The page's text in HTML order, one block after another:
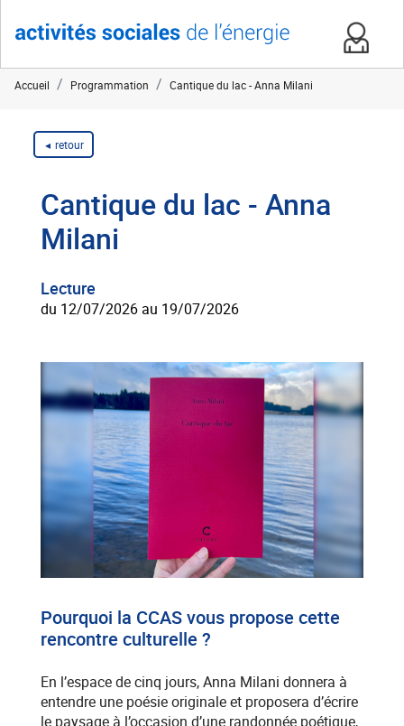
Accueil Programmation Cantique du lac - Anna Milani
retour
Cantique du lac - Anna
Milani
Lecture
du 12/07/2026 au 19/07/2026
Pourquoi la CCAS vous propose cette
rencontre culturelle ?
En l’espace de cinq jours, Anna Milani donnera à
entendre une poésie originale et proposera d’écrire
le paysage à l’occasion d’une randonnée poétique,